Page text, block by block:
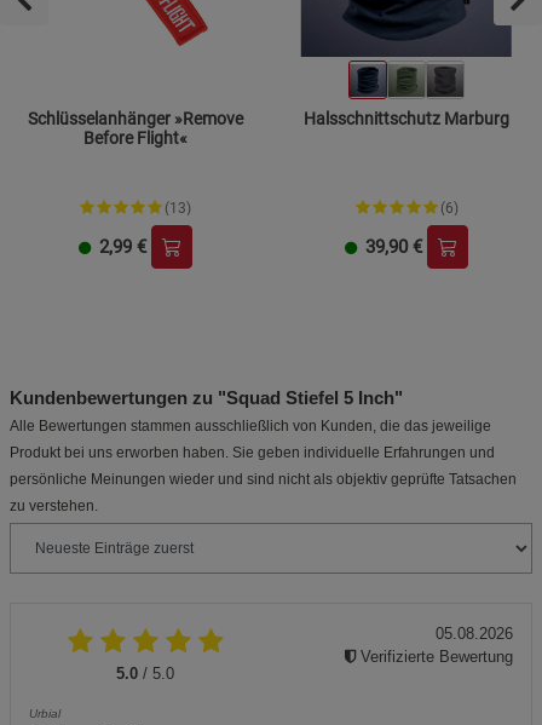
Schlüsselanhänger »Remove
Before Flight«
(13)
2,99 €
Halsschnittschutz Marburg
(6)
39,90 €
Kundenbewertungen zu "Squad Stiefel 5 Inch"
Alle Bewertungen stammen ausschließlich von Kunden, die das jeweilige
Produkt bei uns erworben haben. Sie geben individuelle Erfahrungen und
persönliche Meinungen wieder und sind nicht als objektiv geprüfte Tatsachen
zu verstehen.
5.0 / 5.0
Urbial
05.08.2026
Verifizierte Bewertung